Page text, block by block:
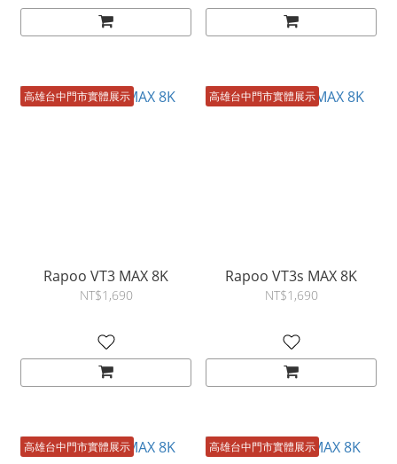
高雄台中門市實體展示
Rapoo VT3 MAX 8K
NT$1,690
高雄台中門市實體展示
Rapoo VT3s MAX 8K
NT$1,690
高雄台中門市實體展示 高雄台中門市實體展示